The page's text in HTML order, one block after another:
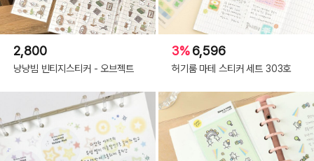
2,800
냥냥빔 빈티지스티커 - 오브젝트
3%6,596
허기룸 마테 스티커 세트 303호